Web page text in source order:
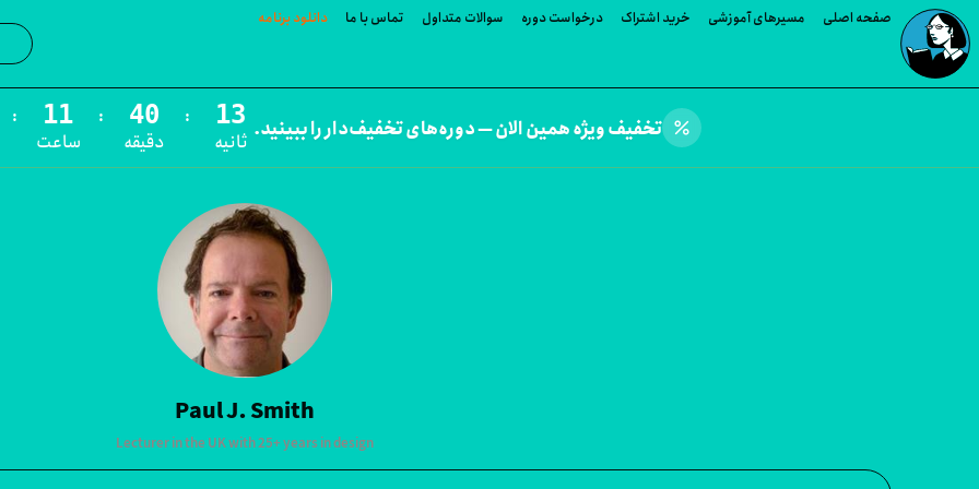
صفحه اصلی مسیرهای آموزشی خرید اشتراک درخواست دوره سوالات متداول تماس با ما دانلود برنامه
percent تخفیف ویژه همین الان — دوره‌های تخفیف‌دار را ببینید.
:
ساعت
:
دقیقه
:
ثانیه
Paul J. Smith
Lecturer in the UK with 25+ years in design